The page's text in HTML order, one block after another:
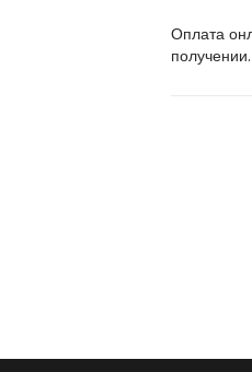
Оплата
получении.